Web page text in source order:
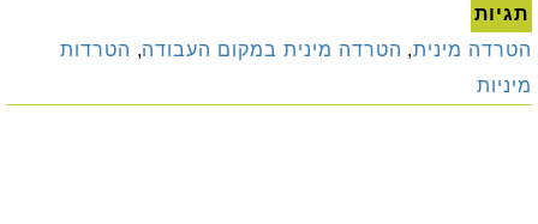
תגיות
הטרדה מינית, הטרדה מינית במקום העבודה, הטרדות
מיניות